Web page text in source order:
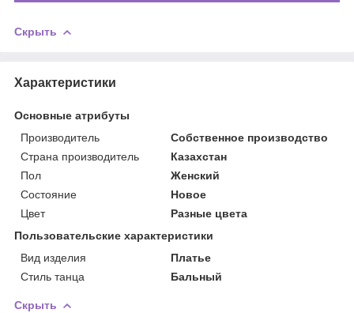
Скрыть
Характеристики
Основные атрибуты
Производитель
Собственное производство
Страна производитель
Казахстан
Пол
Женский
Состояние
Новое
Цвет
Разные цвета
Пользовательские характеристики
Вид изделия
Платье
Стиль танца
Бальный
Скрыть